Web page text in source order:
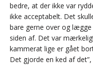
bedre, at der ikke var
ikke acceptabelt. Det
bare gerne over og
siden af. Det var
kammerat lige er gået
Det gjorde en ked af